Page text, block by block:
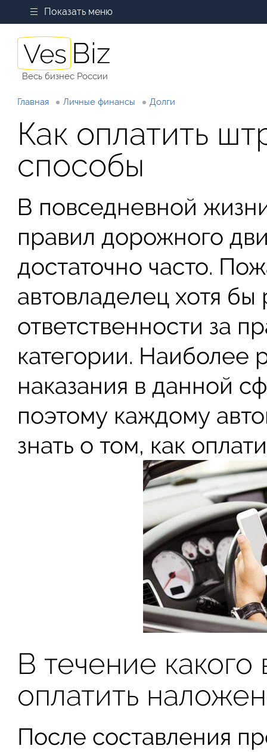
Показать меню
Весь бизнес России
Главная Личные финансы Долги
Как оплатить
способы
В повседневной
правил дорожного
достаточно часто.
автовладелец хотя бы
ответственности за
категории. Наиболее
наказания в данной
поэтому каждому
знать о том, как
В течение
оплатить
После составления